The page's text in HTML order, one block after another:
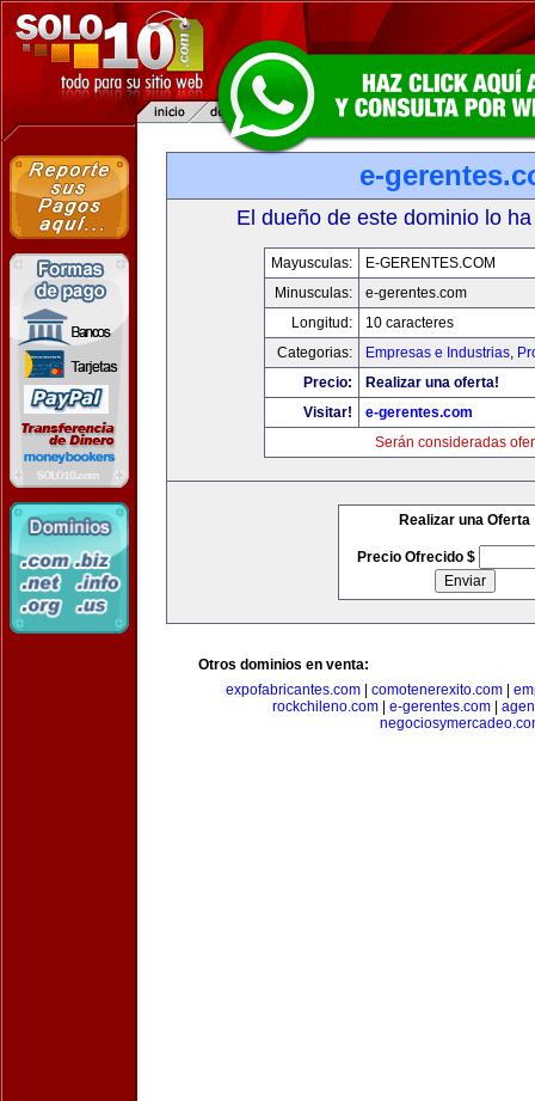
e-
El dueño de este dominio lo
Mayusculas:
E-GERENTES.COM
Minusculas:
e-gerentes.com
Longitud:
10 caracteres
Categorias:
Empresas e Industrias,
Precio:
Realizar una oferta!
Visitar!
e-gerentes.com
Serán consideradas
Realizar una Oferta
Precio Ofrecido $
Otros dominios en venta:
expofabricantes.com| comotenerexito.com|
rockchileno.com| e-gerentes.com|